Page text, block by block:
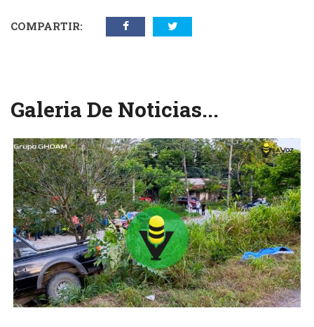
COMPARTIR:
Galeria De Noticias...